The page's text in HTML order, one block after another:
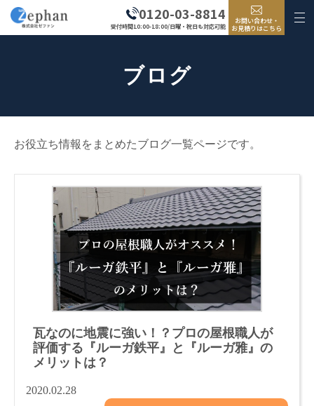
0120-03-8814
受付時間10:00-18:00/日曜・祝日も対応可能
お問い合わせ・
お見積りはこちら
ブログ
お役立ち情報をまとめたブログ一覧ページです。
瓦なのに地震に強い！？プロの屋根職人が
評価する『ルーガ鉄平』と『ルーガ雅』の
メリットは？
2020.02.28